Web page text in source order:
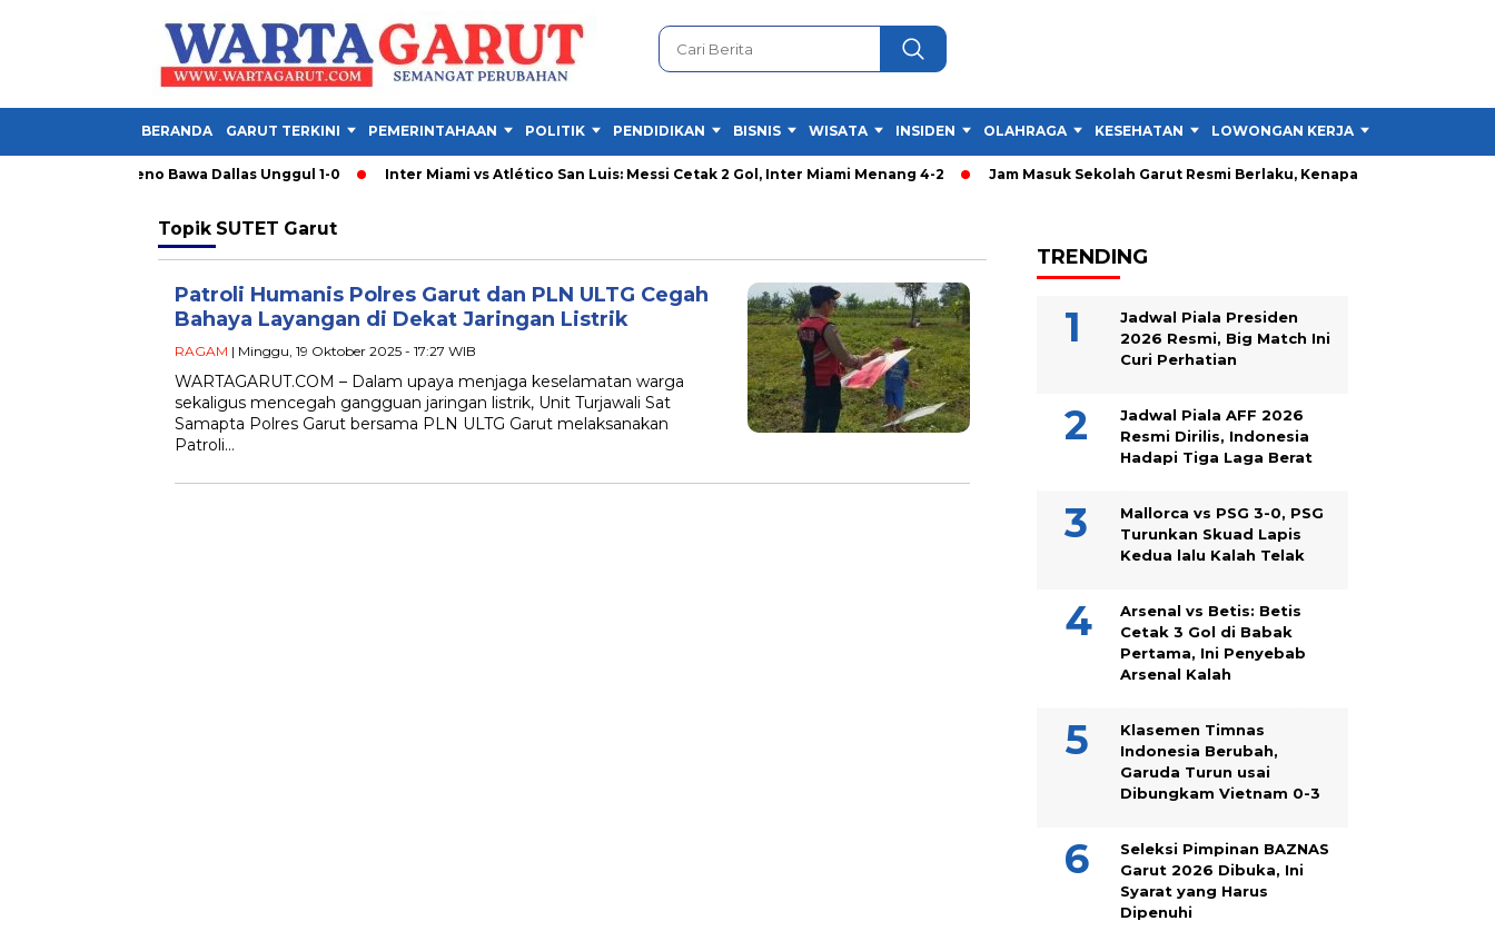
BERANDA GARUT TERKINI PEMERINTAHAAN POLITIK PENDIDIKAN BISNIS WISATA INSIDEN OLAHRAGA KESEHATAN LOWONGAN KERJA
Moreno Bawa Dallas Unggul 1-0 Inter Miami vs Atlético San Luis: Messi Cetak 2 Gol, Inter Miami Menang 4-2 Jam Masuk Sekolah Garut Resmi Berlaku, Kenapa Tidak Semua
Topik SUTET Garut
Patroli Humanis Polres Garut dan PLN ULTG Cegah
Bahaya Layangan di Dekat Jaringan Listrik
RAGAM | Minggu, 19 Oktober 2025 - 17:27 WIB
WARTAGARUT.COM – Dalam upaya menjaga keselamatan warga
sekaligus mencegah gangguan jaringan listrik, Unit Turjawali Sat
Samapta Polres Garut bersama PLN ULTG Garut melaksanakan
Patroli…
TRENDING
Jadwal Piala Presiden
2026 Resmi, Big Match Ini
Curi Perhatian
Jadwal Piala AFF 2026
Resmi Dirilis, Indonesia
Hadapi Tiga Laga Berat
Mallorca vs PSG 3-0, PSG
Turunkan Skuad Lapis
Kedua lalu Kalah Telak
Arsenal vs Betis: Betis
Cetak 3 Gol di Babak
Pertama, Ini Penyebab
Arsenal Kalah
Klasemen Timnas
Indonesia Berubah,
Garuda Turun usai
Dibungkam Vietnam 0-3
Seleksi Pimpinan BAZNAS
Garut 2026 Dibuka, Ini
Syarat yang Harus
Dipenuhi